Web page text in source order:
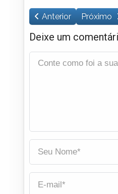
Anterior Próximo
Deixe um